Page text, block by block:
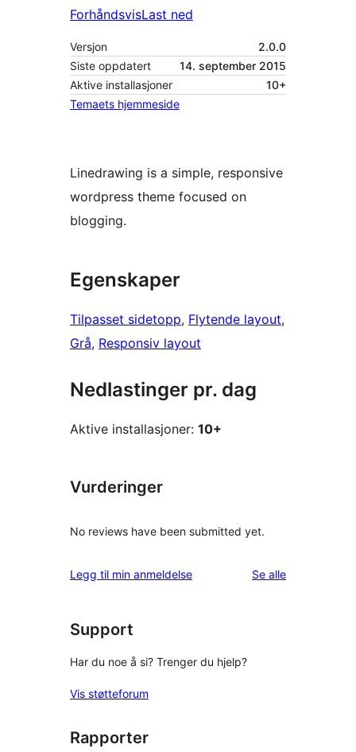
ForhåndsvisLast ned
Versjon
2.0.0
Siste oppdatert
14. september 2015
Aktive installasjoner
10+
Temaets hjemmeside
Linedrawing is a simple, responsive
wordpress theme focused on
blogging.
Egenskaper
Tilpasset sidetopp, Flytende layout
Grå, Responsiv layout
Nedlastinger pr. dag
Aktive installasjoner: 10+
Vurderinger
No reviews have been submitted yet.
Legg til min anmeldelse Se alleomtalene
Support
Har du noe å si? Trenger du hjelp?
Vis støtteforum
Rapporter